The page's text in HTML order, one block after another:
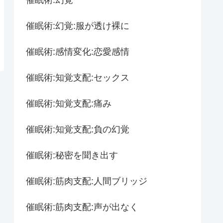
催眠術:幻覚:服が透け裸に
催眠術:感情変化:恋愛感情
催眠術:知覚支配:セックス
催眠術:知覚支配:痛み
催眠術:知覚支配:負の幻覚
催眠術:秘密を聞き出す
催眠術:筋肉支配:人間ブリッジ
催眠術:筋肉支配:声が出なく